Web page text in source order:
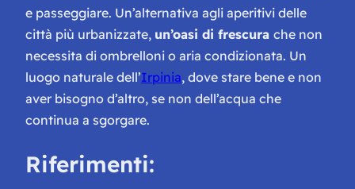
e passeggiare. Un’alternativa agli aperitivi delle
città più urbanizzate, un’oasi di frescura che non
necessita di ombrelloni o aria condizionata. Un
luogo naturale dell’Irpinia, dove stare bene e non
aver bisogno d’altro, se non dell’acqua che
continua a sgorgare.
Riferimenti: